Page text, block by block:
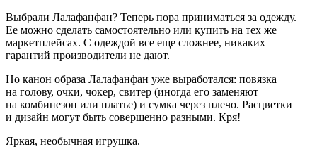
Выбрали Лалафанфан? Теперь пора приниматься за одежду.
Ее можно сделать самостоятельно или купить на тех же
маркетплейсах. С одеждой все еще сложнее, никаких
гарантий производители не дают.
Но канон образа Лалафанфан уже выработался: повязка
на голову, очки, чокер, свитер (иногда его заменяют
на комбинезон или платье) и сумка через плечо. Расцветки
и дизайн могут быть совершенно разными. Кря!
Яркая, необычная игрушка.